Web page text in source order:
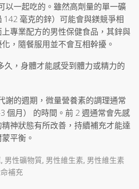
以一起吃的。雖然高劑量的單一礦
142 毫克的鋅）可能會與鎂競爭相
專業配方的男性保健食品，其鋅與
，隨餐服用並不會互相幹擾。
久，身體才能感受到體力或精力的
謝的週期，微量營養素的調理通常
個月） 的時間。前 2 週通常會先感
神狀態有所改善，持續補充才能達
平衡。
, 男性礦物質, 男性維生素, 男性維生素
補充